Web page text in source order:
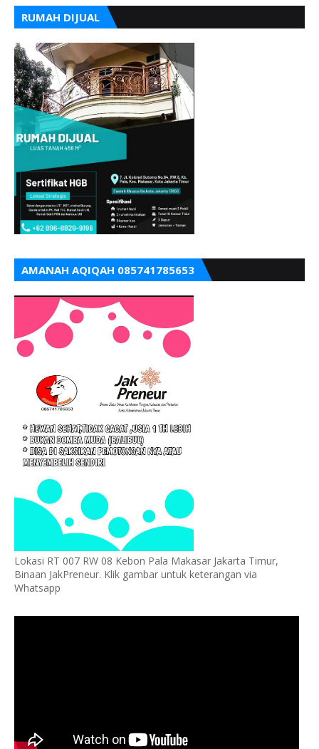
RUMAH DIJUAL
AMANAH AQIQAH 085741785653
Lokasi RT 007 RW 08 Kebon Pala Makasar Jakarta Timur,
Binaan JakPreneur. Klik gambar untuk keterangan via
Whatsapp